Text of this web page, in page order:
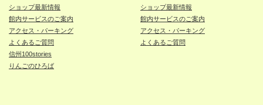
ショップ最新情報
館内サービスのご案内
アクセス・パーキング
よくあるご質問
信州100stories
りんごのひろば
ショップ最新情報
館内サービスのご案内
アクセス・パーキング
よくあるご質問